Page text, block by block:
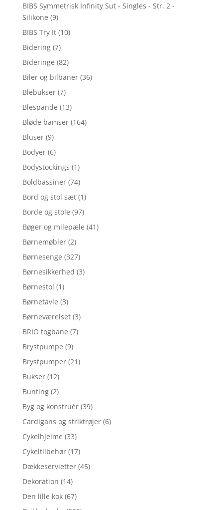
BIBS Symmetrisk Infinity Sut - Singles - Str. 2 -
Silikone (9)
BIBS Try It (10)
Bidering (7)
Bideringe (82)
Biler og bilbaner (36)
Blebukser (7)
Blespande (13)
Bløde bamser (164)
Bluser (9)
Bodyer (6)
Bodystockings (1)
Boldbassiner (74)
Bord og stol sæt (1)
Borde og stole (97)
Bøger og milepæle (41)
Børnemøbler (2)
Børnesenge (327)
Børnesikkerhed (3)
Børnestol (1)
Børnetavle (3)
Børneværelset (3)
BRIO togbane (7)
Brystpumpe (9)
Brystpumper (21)
Bukser (12)
Bunting (2)
Byg og konstruér (39)
Cardigans og striktrøjer (6)
Cykelhjelme (33)
Cykeltilbehør (17)
Dækkeservietter (45)
Dekoration (14)
Den lille kok (67)